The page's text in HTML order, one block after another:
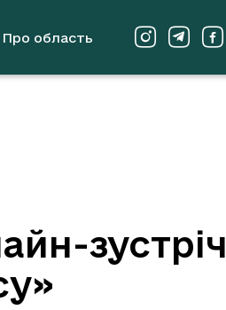
Про область
зустріч